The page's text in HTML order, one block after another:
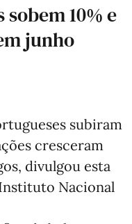
10% e
junho
subiram
cresceram
divulgou esta
Nacional